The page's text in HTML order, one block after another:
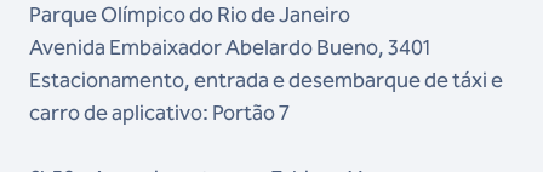
Parque Olímpico do Rio de Janeiro
Avenida Embaixador Abelardo Bueno, 3401
Estacionamento, entrada e desembarque de táxi e
carro de aplicativo: Portão 7